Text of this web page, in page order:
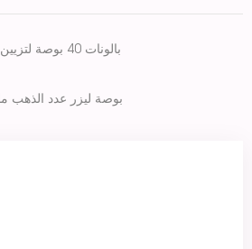
بالونات 40 بوصة لتزيين حفلات أعياد الميلاد
40 بوصة ليزر عدد الذهب